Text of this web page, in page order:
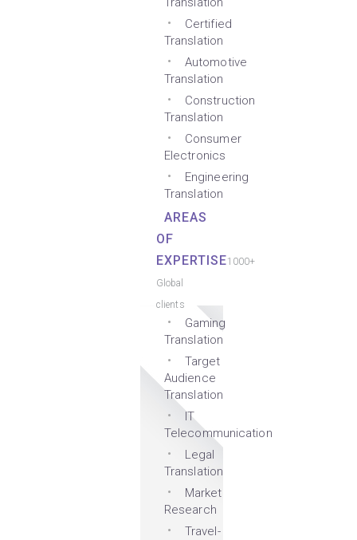
Certified
Translation
Automotive
Translation
Construction
Translation
Consumer
Electronics
Engineering
Translation
AREAS
OF
EXPERTISE1000+
Global
clients
Gaming
Translation
Target
Audience
Translation
IT
Telecommunication
Legal
Translation
Market
Research
Travel-